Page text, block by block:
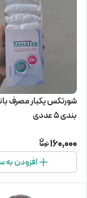
شورتکس یکبار مصرف
بندی 5 عددی
160,000
افزودن به